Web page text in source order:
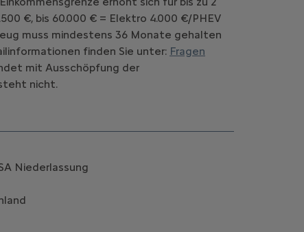
€, bis 60.000 € = Elektro 4.000 €/PHEV
muss mindestens 36 Monate gehalten
finden Sie unter: Fragen
mit Ausschöpfung der
nicht.
Niederlassung